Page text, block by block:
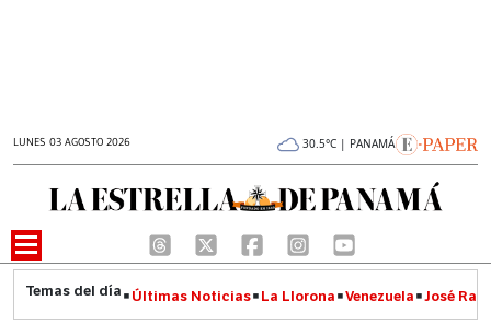
LUNES 03 AGOSTO 2026 30.5°C | PANAMÁ
Últimas Noticias La Llorona Venezuela José